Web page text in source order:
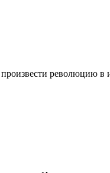
произвести революцию